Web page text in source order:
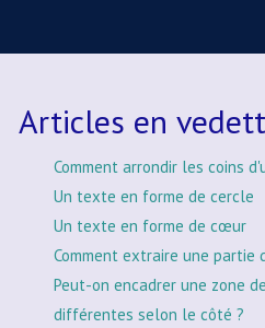
Articles en
Comment arrondir les coins
Un texte en forme de cercle
Un texte en forme de cœur
Comment extraire une partie
Peut-on encadrer une zone
différentes selon le côté ?